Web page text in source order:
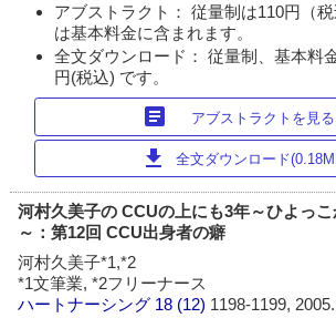
アブストラクト： 従量制は110円（
は基本料金に含まれます。
全文ダウンロード： 従量制、基本料
円(税込) です。
article アブストラクトを見る
download 全文ダウンロード
河村久美子の CCUの上にも3年～ひよっ
～：第12回 CCU出身者の癖
河村久美子*1,*2
*1文筆業, *2フリーナース
ハートナーシング 18 (12) 1198-1199, 2005.